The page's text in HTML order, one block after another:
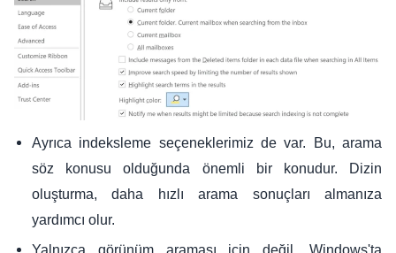
Ayrıca indeksleme seçeneklerimiz de var. Bu, arama
söz konusu olduğunda önemli bir konudur. Dizin
oluşturma, daha hızlı arama sonuçları almanıza
yardımcı olur.
Yalnızca görünüm araması için değil, Windows'ta